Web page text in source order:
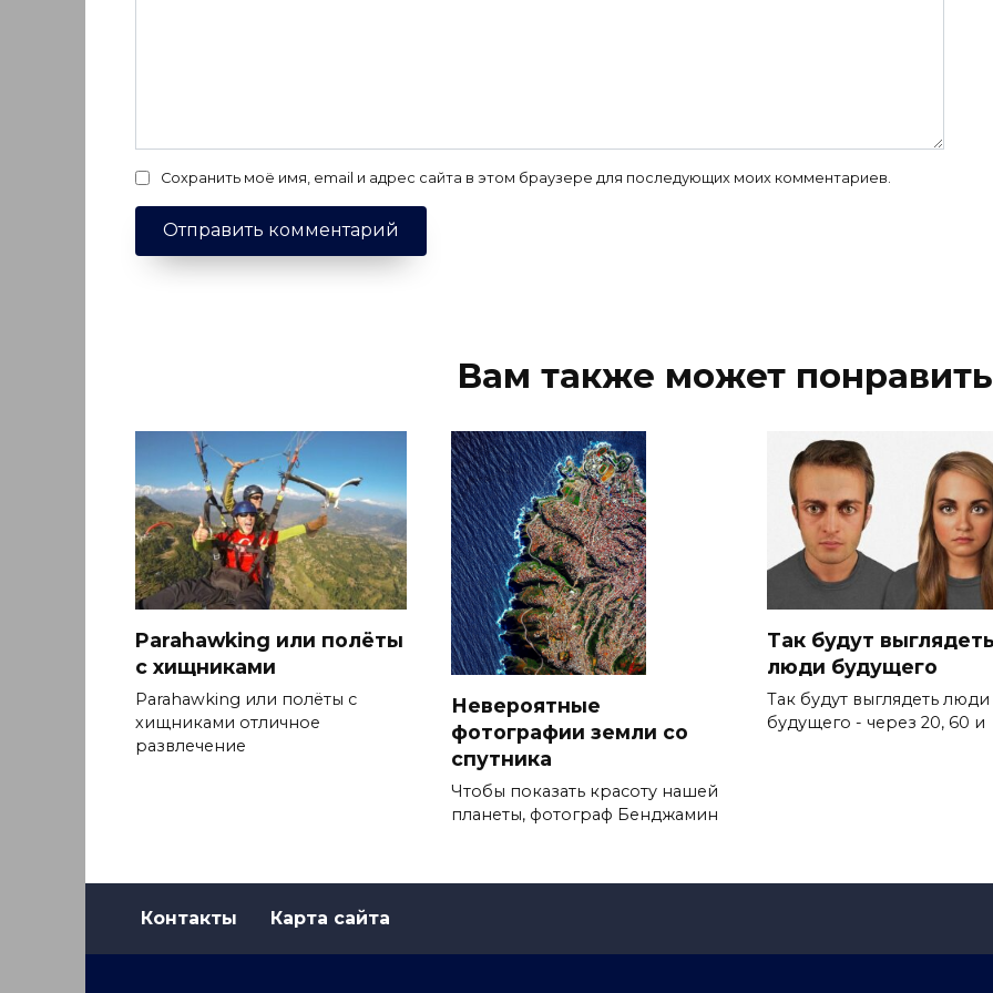
Сохранить моё имя, email и адрес сайта в этом браузере для последующих моих комментариев.
Вам также может
Parahawking или полёты
с хищниками
Parahawking или полёты с
хищниками отличное
развлечение
Невероятные
фотографии земли со
спутника
Чтобы показать красоту нашей
планеты, фотограф Бенджамин
Так будут
люди будущего
Так будут выглядеть люди
будущего - через 20, 60 и
Контакты Карта сайта